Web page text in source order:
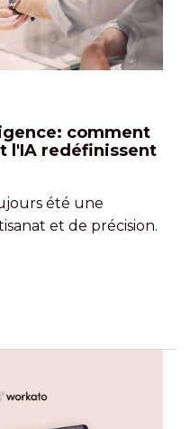
comment
l'IA redéfinissent
été une
et de précision.